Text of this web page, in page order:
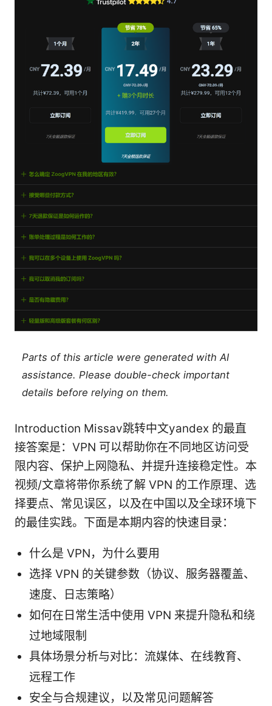
Parts of this article were generated with AI
assistance. Please double-check important
details before relying on them.
Introduction Missav跳转中文yandex 的最直
接答案是：VPN 可以帮助你在不同地区访问受
限内容、保护上网隐私、并提升连接稳定性。本
视频/文章将带你系统了解 VPN 的工作原理、选
择要点、常见误区，以及在中国以及全球环境下
的最佳实践。下面是本期内容的快速目录：
什么是 VPN，为什么要用
选择 VPN 的关键参数（协议、服务器覆盖、
速度、日志策略）
如何在日常生活中使用 VPN 来提升隐私和绕
过地域限制
具体场景分析与对比：流媒体、在线教育、
远程工作
安全与合规建议，以及常见问题解答